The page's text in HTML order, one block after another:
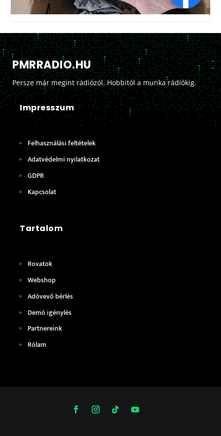
PMRRADIO.HU
Persze már megint rádiózól. Hobbitól a munka rádiókig.
Impresszum
Felhasználási feltételek
Adatvédelmi nyilatkozat
GDPR
Kapcsolat
Tartalom
Rovatok
Webshop
Adóvevő bérlés
Demó igénylés
Partnereink
Rólam